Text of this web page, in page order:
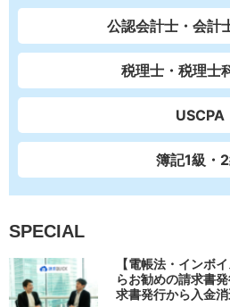
公認会計士・会計
税理士・税理士
USCPA
簿記1級・
SPECIAL
【電帳法・インボ
らお勧めの請求書
求書発行から入金